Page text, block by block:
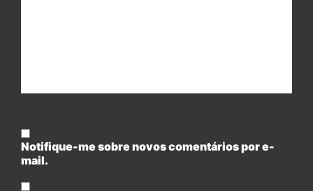
Notifique-me sobre novos comentários por e-
mail.